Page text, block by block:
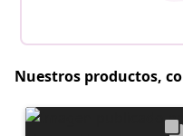
Nuestros productos,